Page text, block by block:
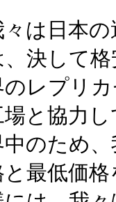
々は日本
、決して
のレプリ
場と協力
中のため
と最低価